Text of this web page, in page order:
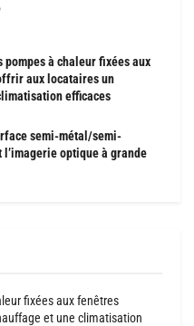
pompes à chaleur fixées aux
aux locataires un
efficaces
semi-métal/semi-
l’imagerie optique à grande
fixées aux fenêtres
et une climatisation